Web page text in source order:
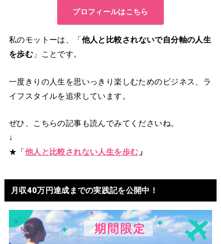
プロフィールはこちら
私のモットーは、「他人と比較されないで自分軸の人生
を歩む 」ことです。
一度きりの人生を思いっきり楽しむためのビジネス、ラ
イフスタイルを追求しています。
ぜひ、こちらの記事も読んでみてくださいね。
↓
★「他人と比較されない人生を歩む 」
月収40万円達成までの実践記を公開中！